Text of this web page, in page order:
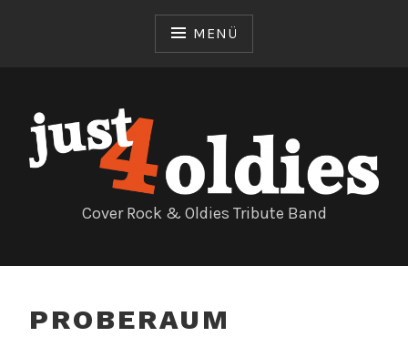
MENÜ
Cover Rock & Oldies Tribute Band
PROBERAUM